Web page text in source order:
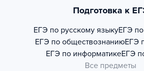
Подготовка к
ЕГЭ по русскому языкуЕГЭ
ЕГЭ по обществознаниюЕГЭ
ЕГЭ по информатикеЕГЭ
Все предметы